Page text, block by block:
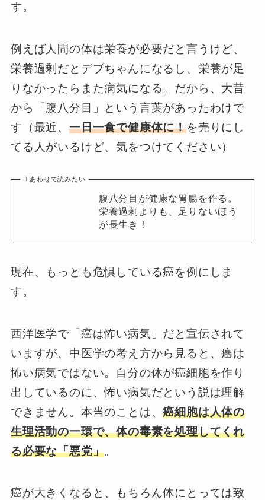
す。
例えば人間の体は栄養が必要だと言うけど、
栄養過剰だとデブちゃんになるし、栄養が足
りなかったらまた病気になる。だから、大昔
から「腹八分目」という言葉があったわけで
す（最近、 一日一食で健康体に！を売りにし
てる人がいるけど、気をつけてください）
あわせて読みたい
腹八分目が健康な胃腸を作る。
栄養過剰よりも、足りないほう
が長生き！
現在、もっとも危惧している癌を例にしま
す。
西洋医学で「癌は怖い病気」だと宣伝されて
いますが、中医学の考え方から見ると、癌は
怖い病気ではない。自分の体が癌細胞を作り
出しているのに、怖い病気だという説は理解
できません。本当のことは、癌細胞は人体の
生理活動の一環で、体の毒素を処理してくれ
る必要な「悪党」。
癌が大きくなると、もちろん体にとっては致